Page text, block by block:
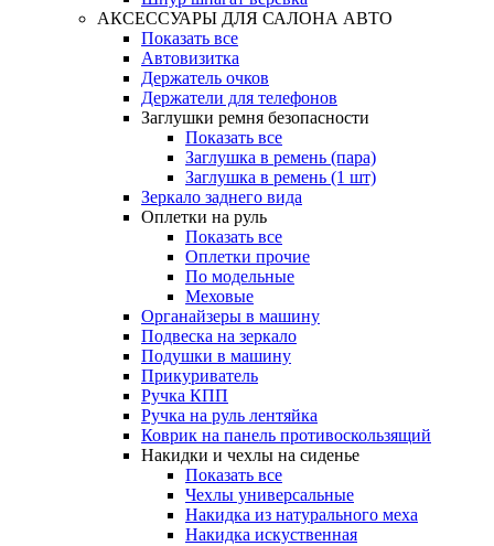
АКСЕССУАРЫ ДЛЯ САЛОНА АВТО
Показать все
Автовизитка
Держатель очков
Держатели для телефонов
Заглушки ремня безопасности
Показать все
Заглушка в ремень (пара)
Заглушка в ремень (1 шт)
Зеркало заднего вида
Оплетки на руль
Показать все
Оплетки прочиe
По модельные
Меховые
Органайзеры в машину
Подвеска на зеркало
Подушки в машину
Прикуриватель
Ручка КПП
Ручка на руль лентяйка
Коврик на панель противоскользящий
Накидки и чехлы на сиденье
Показать все
Чехлы универсальные
Накидка из натурального меха
Накидка искуственная